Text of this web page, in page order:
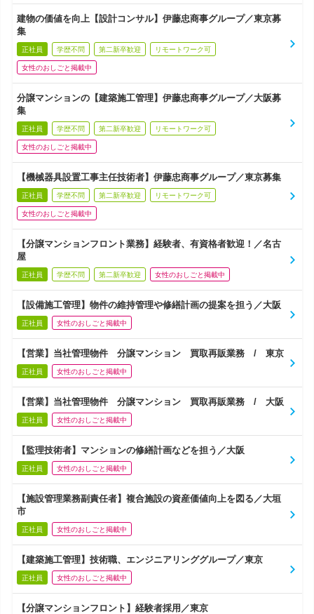
建物の価値を向上【設計コンサル】伊藤忠商事グループ／東京募
集
正社員 学歴不問 第二新卒歓迎 リモートワーク可
女性のおしごと掲載中
分譲マンションの【建築施工管理】伊藤忠商事グループ／大阪募
集
正社員 学歴不問 第二新卒歓迎 リモートワーク可
女性のおしごと掲載中
【機械器具設置工事主任技術者】伊藤忠商事グループ／東京募集
正社員 学歴不問 第二新卒歓迎 リモートワーク可
女性のおしごと掲載中
【分譲マンションフロント業務】経験者、有資格者歓迎！／名古
屋
正社員 学歴不問 第二新卒歓迎 女性のおしごと掲載中
【設備施工管理】物件の維持管理や修繕計画の提案を担う／大阪
正社員 女性のおしごと掲載中
【営業】当社管理物件 分譲マンション 買取再販業務 / 東京
正社員 女性のおしごと掲載中
【営業】当社管理物件 分譲マンション 買取再販業務 / 大阪
正社員 女性のおしごと掲載中
【監理技術者】マンションの修繕計画などを担う／大阪
正社員 女性のおしごと掲載中
【施設管理業務副責任者】複合施設の資産価値向上を図る／大垣
市
正社員 女性のおしごと掲載中
【建築施工管理】技術職、エンジニアリンググループ／東京
正社員 女性のおしごと掲載中
【分譲マンションフロント】経験者採用／東京